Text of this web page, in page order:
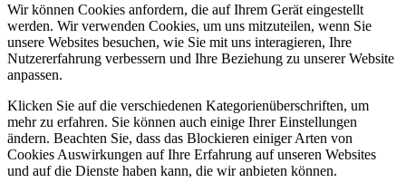
Wir können Cookies anfordern, die auf Ihrem Gerät eingestellt
werden. Wir verwenden Cookies, um uns mitzuteilen, wenn Sie
unsere Websites besuchen, wie Sie mit uns interagieren, Ihre
Nutzererfahrung verbessern und Ihre Beziehung zu unserer Website
anpassen.
Klicken Sie auf die verschiedenen Kategorienüberschriften, um
mehr zu erfahren. Sie können auch einige Ihrer Einstellungen
ändern. Beachten Sie, dass das Blockieren einiger Arten von
Cookies Auswirkungen auf Ihre Erfahrung auf unseren Websites
und auf die Dienste haben kann, die wir anbieten können.